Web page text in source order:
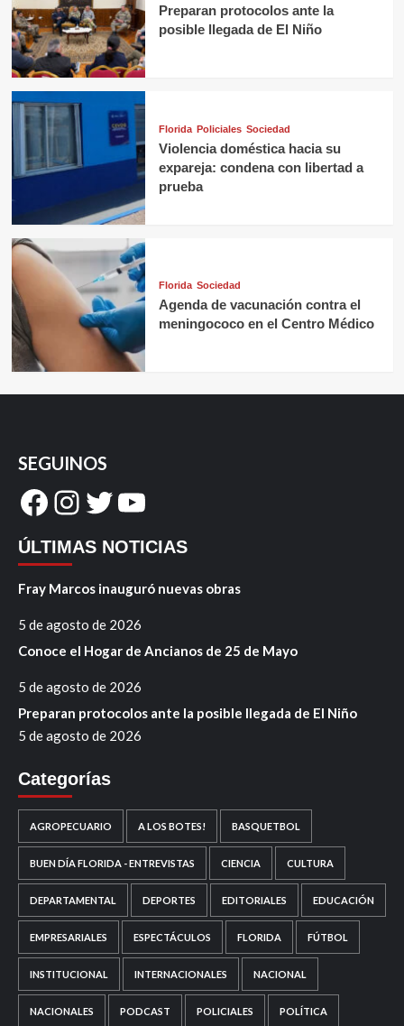
Preparan protocolos ante la
posible llegada de El Niño
Florida Policiales Sociedad
Violencia doméstica hacia su
expareja: condena con libertad a
prueba
Florida Sociedad
Agenda de vacunación contra el
meningococo en el Centro Médico
SEGUINOS
Facebook
Instagram
Twitter
YouTube
ÚLTIMAS NOTICIAS
Fray Marcos inauguró nuevas obras
5 de agosto de 2026
Conoce el Hogar de Ancianos de 25 de Mayo
5 de agosto de 2026
Preparan protocolos ante la posible llegada de El Niño
5 de agosto de 2026
Categorías
AGROPECUARIO A LOS BOTES! BASQUETBOL
BUEN DÍA FLORIDA - ENTREVISTAS CIENCIA CULTURA
DEPARTAMENTAL DEPORTES EDITORIALES EDUCACIÓN
EMPRESARIALES ESPECTÁCULOS FLORIDA FÚTBOL
INSTITUCIONAL INTERNACIONALES NACIONAL
NACIONALES PODCAST POLICIALES POLÍTICA